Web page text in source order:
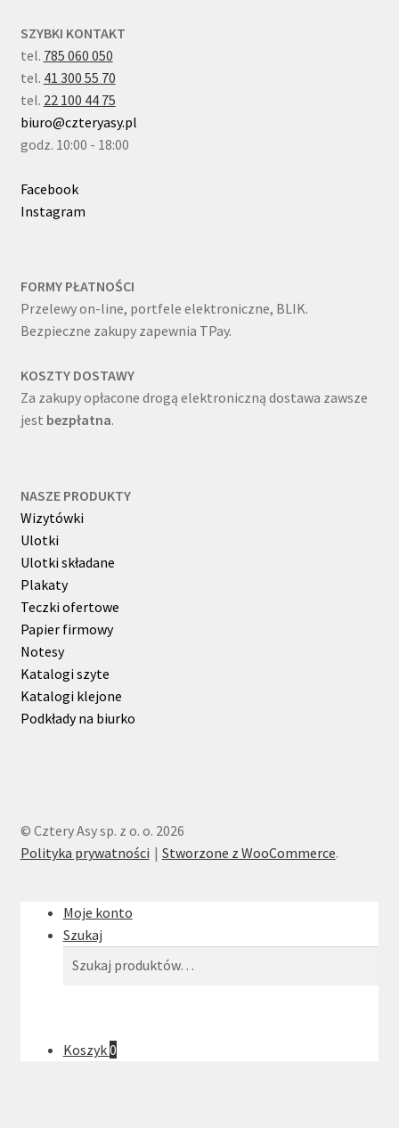
SZYBKI KONTAKT
tel. 785 060 050
tel. 41 300 55 70
tel. 22 100 44 75
biuro@czteryasy.pl
godz. 10:00 - 18:00
Facebook
Instagram
FORMY PŁATNOŚCI
Przelewy on-line, portfele elektroniczne, BLIK.
Bezpieczne zakupy zapewnia TPay.
KOSZTY DOSTAWY
Za zakupy opłacone drogą elektroniczną dostawa zawsze
jest bezpłatna.
NASZE PRODUKTY
Wizytówki
Ulotki
Ulotki składane
Plakaty
Teczki ofertowe
Papier firmowy
Notesy
Katalogi szyte
Katalogi klejone
Podkłady na biurko
© Cztery Asy sp. z o. o. 2026
Polityka prywatności
Stworzone z WooCommerce.
Moje konto
Szukaj
Koszyk0